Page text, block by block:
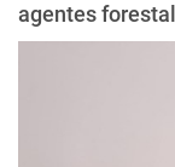
agentes